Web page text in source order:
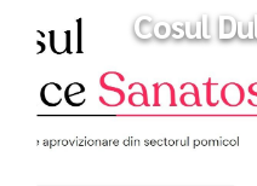
Cosul